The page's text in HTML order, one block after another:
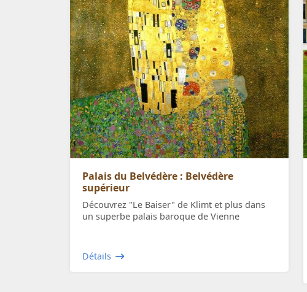
Palais du Belvédère : Belvédère
supérieur
Découvrez "Le Baiser" de Klimt et plus dans
un superbe palais baroque de Vienne
Détails